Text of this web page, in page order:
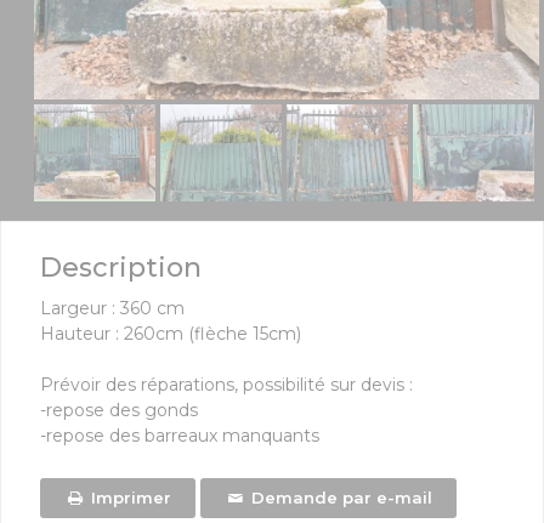
Description
Largeur : 360 cm
Hauteur : 260cm (flèche 15cm)
Prévoir des réparations, possibilité sur devis :
-repose des gonds
-repose des barreaux manquants
Imprimer Demande par e-mail